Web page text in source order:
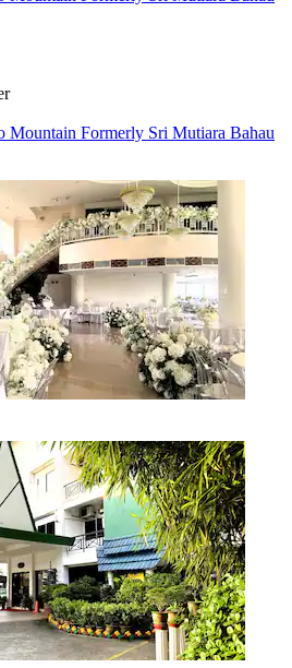
Mountain Formerly Sri Mutiara Bahau